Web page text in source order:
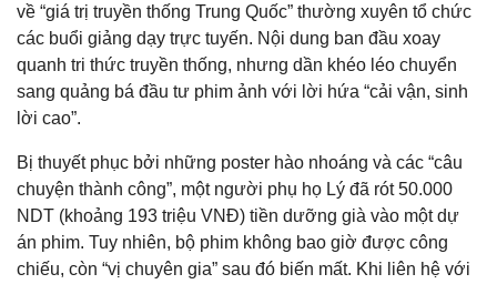
về “giá trị truyền thống Trung Quốc” thường xuyên tổ chức
các buổi giảng dạy trực tuyến. Nội dung ban đầu xoay
quanh tri thức truyền thống, nhưng dần khéo léo chuyển
sang quảng bá đầu tư phim ảnh với lời hứa “cải vận, sinh
lời cao”.
Bị thuyết phục bởi những poster hào nhoáng và các “câu
chuyện thành công”, một người phụ họ Lý đã rót 50.000
NDT (khoảng 193 triệu VNĐ) tiền dưỡng già vào một dự
án phim. Tuy nhiên, bộ phim không bao giờ được công
chiếu, còn “vị chuyên gia” sau đó biến mất. Khi liên hệ với